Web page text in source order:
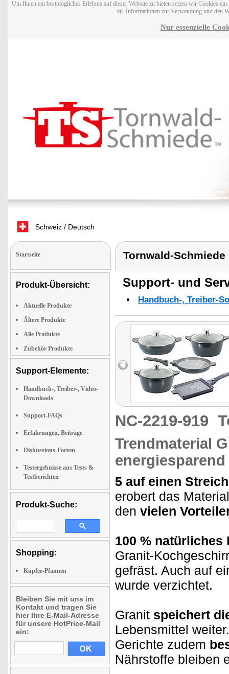
Um Ihnen ein bestmögliches Erlebnis auf dieser Website zu bieten setzen wir Cookies
zu. Informationen zur Verwendung und den
Nur essenzielle
Schweiz / Deutsch
Startseite
Produkt-Übersicht:
Aktuelle Produkte
Ältere Produkte
Alle Produkte
Zubehör Produkte
Support-Elemente:
Handbuch-, Treiber-, Video-
Downloads
Support-FAQs
Erfahrungen, Beiträge
Diskussions-Forum
Testergebnisse aus Tests &
Testberichten
Produkt-Suche:
Shopping:
Kupfer-Pfannen
Bleiben Sie mit uns im
Kontakt und tragen Sie
hier Ihre E-Mail-Adresse
für unsere HotPrice-Mail
ein:
Tornwald-Schmiede
Support- und
Handbuch-, Treiber-
NC-2219-919
Trendmaterial
5 auf einen
erobert das
den vielen
100 % natürliches
Granit-
gefräst. Auch auf
wurde verzichtet.
Granit speichert
Lebensmittel
Gerichte zudem
Nährstoffe bleiben